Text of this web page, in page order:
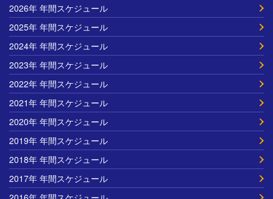
2026年 年間スケジュール
2025年 年間スケジュール
2024年 年間スケジュール
2023年 年間スケジュール
2022年 年間スケジュール
2021年 年間スケジュール
2020年 年間スケジュール
2019年 年間スケジュール
2018年 年間スケジュール
2017年 年間スケジュール